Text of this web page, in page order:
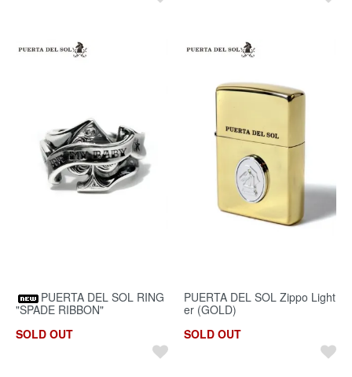
PUERTA DEL SOL RING
"SPADE RIBBON"
SOLD OUT
PUERTA DEL SOL Zippo Light
er (GOLD)
SOLD OUT